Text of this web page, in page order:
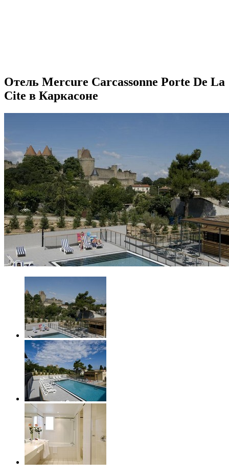
Отель Mercure Carcassonne Porte De La
Cite в Каркасоне